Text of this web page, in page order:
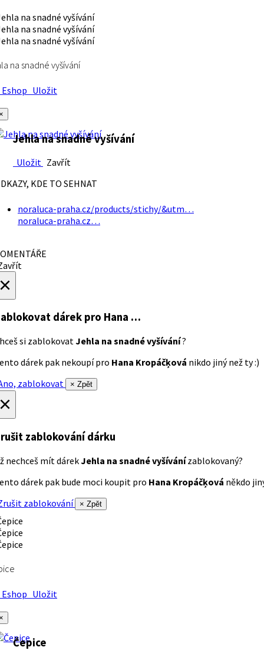
na snadné vyšívání
Uložit
Jehla na snadné vyšívání
Uložit Zavřít
KDE TO SEHNAT
noraluca-praha.cz/products/stichy/&utm…
noraluca-praha.cz…
dárek pro Hana …
si zablokovatJehla na snadné vyšívání?
dárek pak nekoupí pro Hana Kropáčķová nikdo jiný než ty :)
zablokovat
× Zpět
zablokování dárku
nechceš mít dárekJehla na snadné vyšívánízablokovaný?
dárek pak bude moci koupit pro Hana Kropáčķová někdo
zablokování
× Zpět
Uložit
Čepice